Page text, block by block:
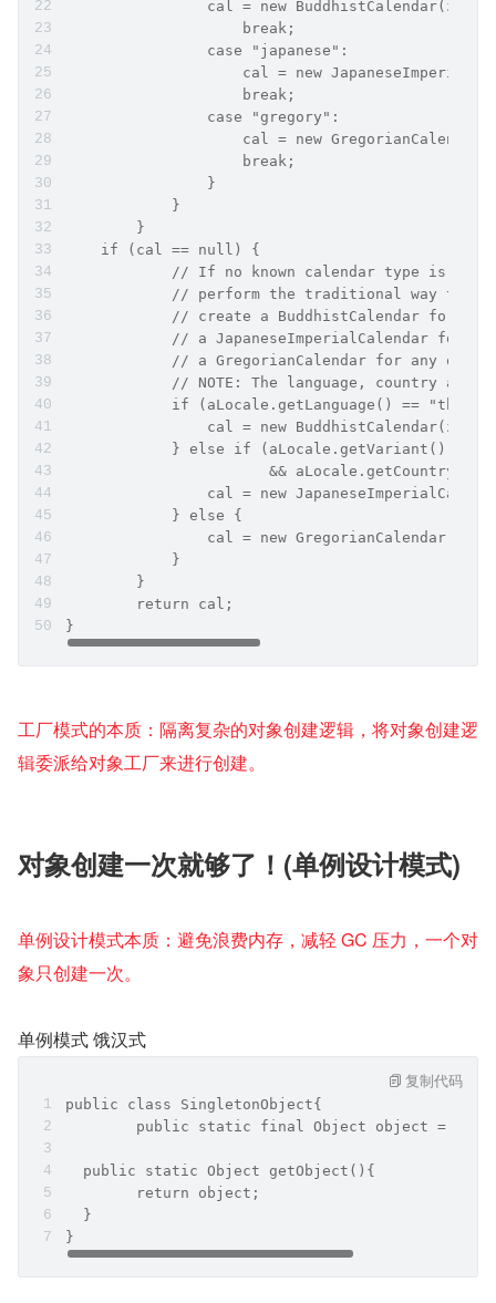
cal = new BuddhistCalendar(zone,
                    break;
                case "japanese":
cal = new
                    break;
                case "gregory":
cal = new
                    break;
                }
            }
        }
    if (cal == null) {
// If no known calendar type is
// perform the traditional way to
// create a BuddhistCalendar for
// a JapaneseImperialCalendar for
// a GregorianCalendar for any other
// NOTE: The language, country and
if (aLocale.getLanguage() == "th"
cal = new BuddhistCalendar(zone,
} else if (aLocale.getVariant() ==
&& aLocale.getCountry()
cal = new
            } else {
cal = new
            }
        }
        return cal;
}
工厂模式的本质：隔离复杂的对象创建逻辑，将对象创建逻
辑委派给对象工厂来进行创建。
对象创建一次就够了！(单例设计模式)
单例设计模式本质：避免浪费内存，减轻 GC 压力，一个对
象只创建一次。
单例模式 饿汉式
public class SingletonObject{
public static final Object object = new
  public static Object getObject(){
  	return object;
  }
}
复制代码